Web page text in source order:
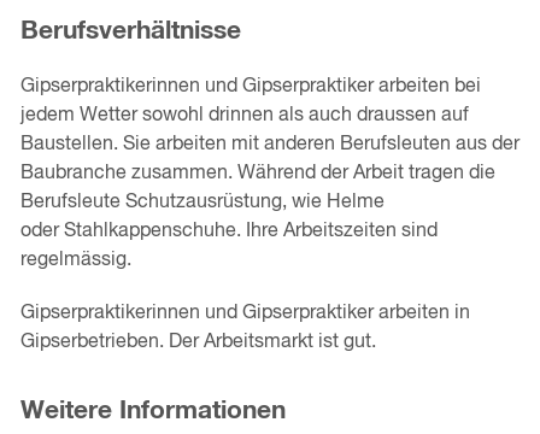
Berufsverhältnisse
Gipserpraktikerinnen und Gipserpraktiker arbeiten bei
jedem Wetter sowohl drinnen als auch draussen auf
Baustellen. Sie arbeiten mit anderen Berufsleuten aus der
Baubranche zusammen. Während der Arbeit tragen die
Berufsleute Schutzausrüstung, wie Helme
oder Stahlkappenschuhe. Ihre Arbeitszeiten sind
regelmässig.
Gipserpraktikerinnen und Gipserpraktiker arbeiten in
Gipserbetrieben. Der Arbeitsmarkt ist gut.
Weitere Informationen